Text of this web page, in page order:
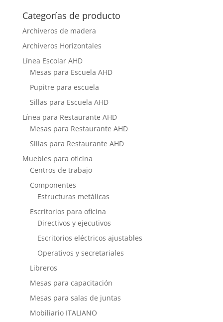
Categorías de producto
Archiveros de madera
Archiveros Horizontales
Línea Escolar AHD
Mesas para Escuela AHD
Pupitre para escuela
Sillas para Escuela AHD
Línea para Restaurante AHD
Mesas para Restaurante AHD
Sillas para Restaurante AHD
Muebles para oficina
Centros de trabajo
Componentes
Estructuras metálicas
Escritorios para oficina
Directivos y ejecutivos
Escritorios eléctricos ajustables
Operativos y secretariales
Libreros
Mesas para capacitación
Mesas para salas de juntas
Mobiliario ITALIANO